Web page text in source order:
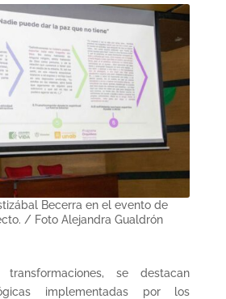
Becerra en el evento de
/ Foto Alejandra Gualdrón
se destacan
implementadas por los